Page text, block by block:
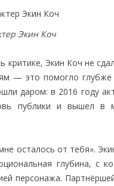
Экин Коч
Экин Коч не
— это помогло
даром: в 2016 году
публики и вышел в
осталось от тебя».
глубина, с
персонажа.